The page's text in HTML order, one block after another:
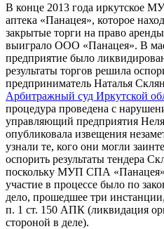
В конце 2013 года иркутское
аптека «Панацея», которое
закрытые торги на право
выиграло ООО «Панацея». В
предприятие было
результаты торгов решила
предприниматель Наталья
Арбитражный суд Иркутской
процедура проведена с
управляющий предприятия
опубликовала извещения
узнали те, кого они могли
оспорить результаты тендера
поскольку МУП СПА «Панацея»
участие в процессе было по
дело, прошедшее три
п. 1 ст. 150 АПК (ликвидация
стороной в деле).